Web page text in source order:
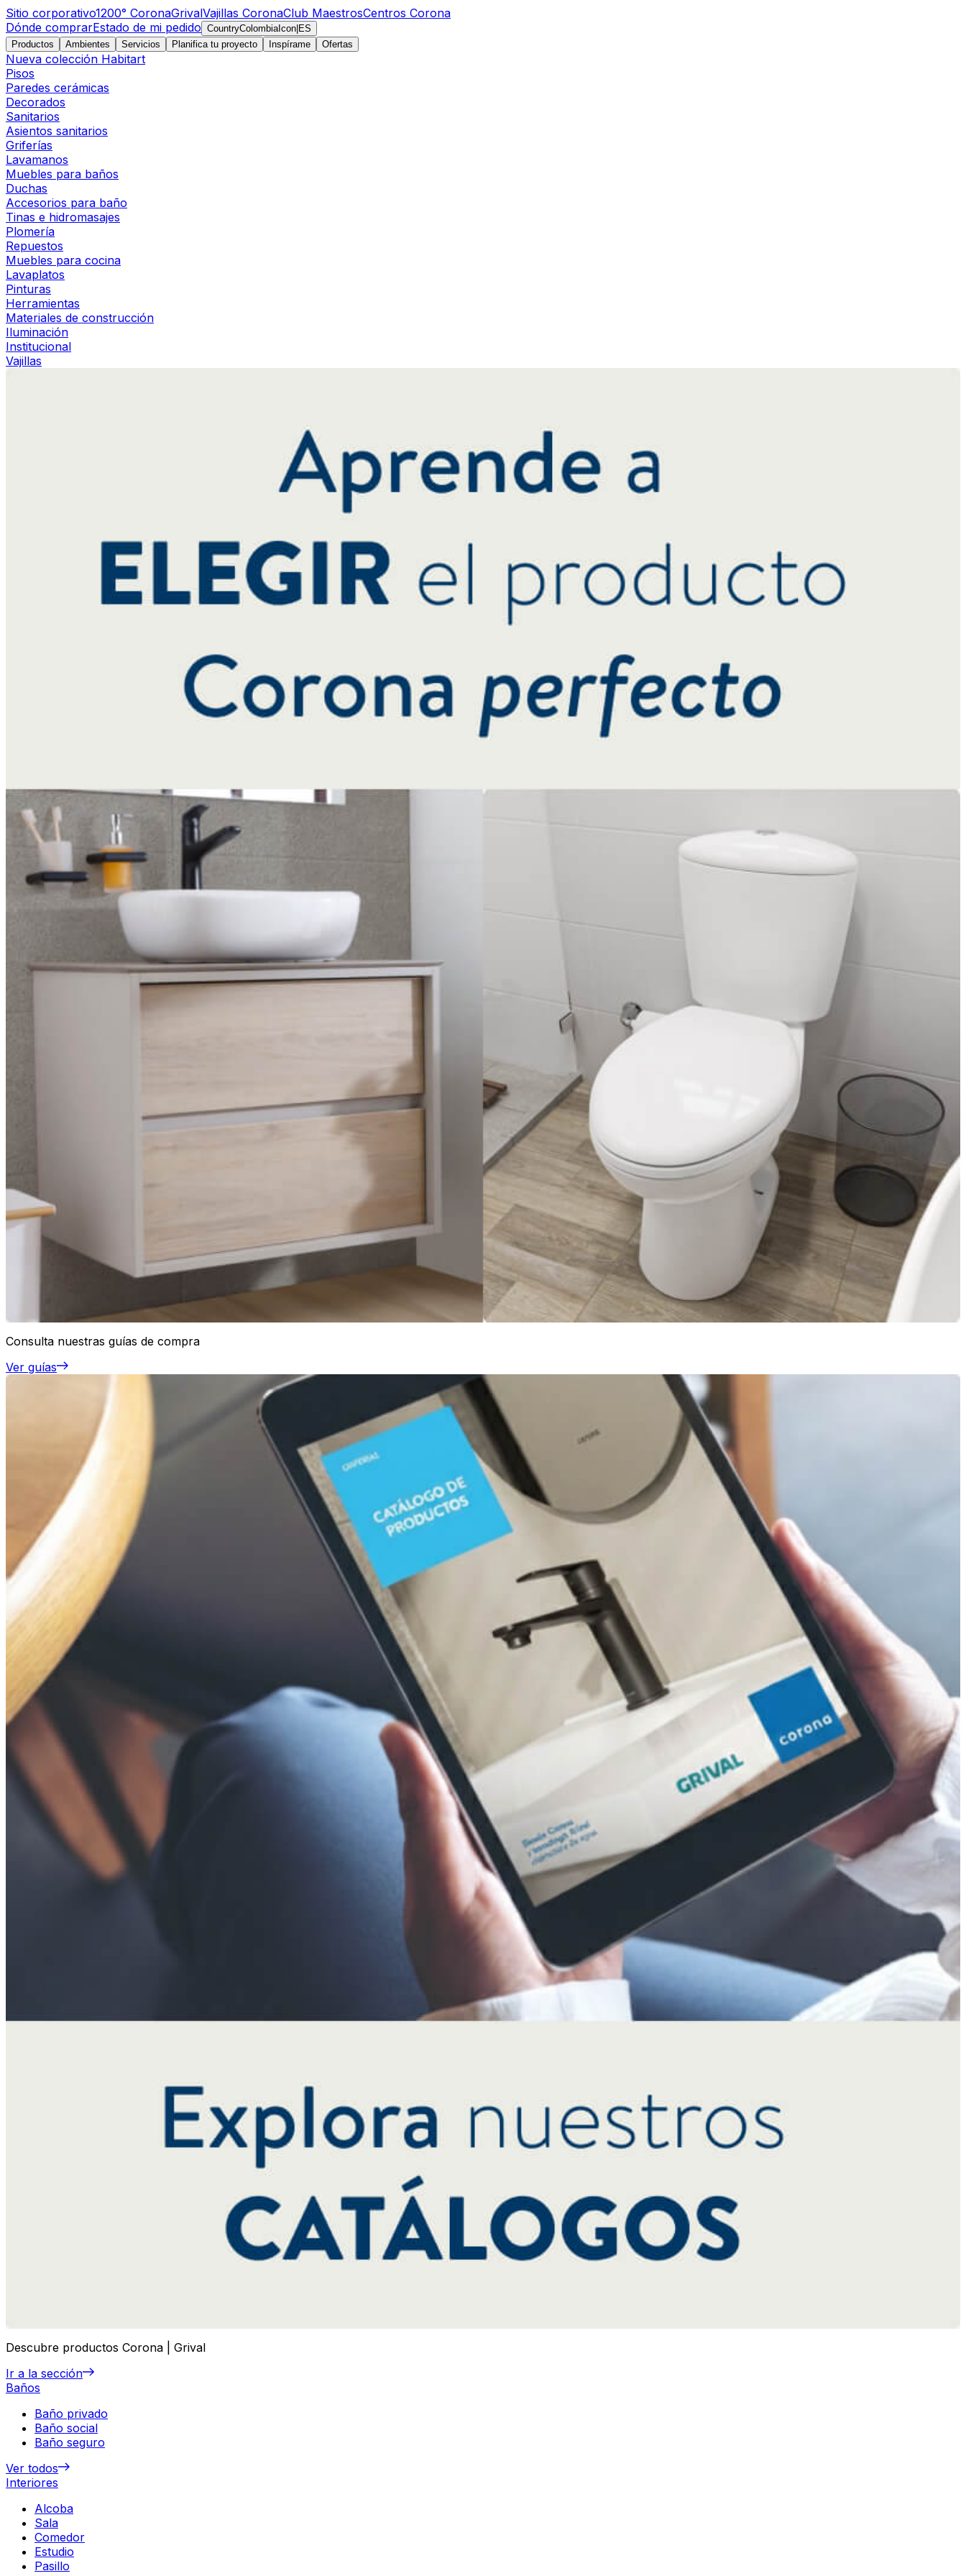
Sitio corporativo1200° CoronaGrivalVajillas CoronaClub MaestrosCentros Corona
Dónde comprarEstado de mi pedido CountryColombiaIcon ES
Productos
Ambientes Servicios Planifica tu proyecto Inspírame Ofertas
Nueva colección Habitart
Pisos
Paredes cerámicas
Decorados
Sanitarios
Asientos sanitarios
Griferías
Lavamanos
Muebles para baños
Duchas
Accesorios para baño
Tinas e hidromasajes
Plomería
Repuestos
Muebles para cocina
Lavaplatos
Pinturas
Herramientas
Materiales de construcción
Iluminación
Institucional
Vajillas
Consulta nuestras guías de compra
Ver guías
Descubre productos Corona | Grival
Ir a la sección
Baños
Baño privado
Baño social
Baño seguro
Ver todos
Interiores
Alcoba
Sala
Comedor
Estudio
Pasillo